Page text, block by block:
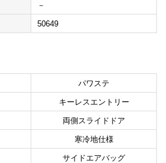
－
50649
パワステ
キーレスエントリー
両側スライドドア
寒冷地仕様
サイドエアバッグ